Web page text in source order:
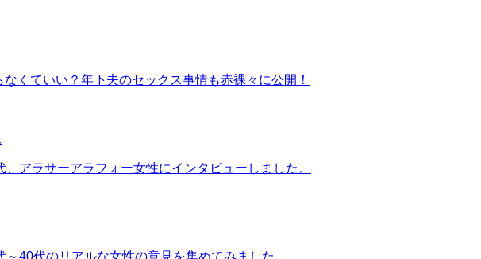
くていい？年下夫のセックス事情も赤裸々に公開！
アラサーアラフォー女性にインタビューしました。
40代のリアルな女性の意見を集めてみました。